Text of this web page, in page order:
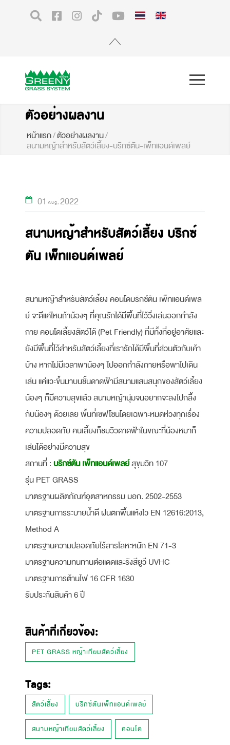
ตัวอย่างผลงาน
หน้าแรก/ตัวอย่างผลงาน/
สนามหญ้าสำหรับสัตว์เลี้ยง-บริกซ์ตัน-เพ็ทแอนด์เพลย์
01 Aug 2022
สนามหญ้าสำหรับสัตว์เลี้ยง บริกซ์
ตัน เพ็ทแอนด์เพลย์
สนามหญ้าสำหรับสัตว์เลี้ยง คอนโดบริกซ์ตัน เพ็ทแอนด์เพล
ย์ จะดีแค่ไหนถ้าน้องๆ ที่คุณรักได้มีพื้นที่ไว้วิ่งเล่นออกกำลัง
กาย คอนโดเลี้ยงสัตว์ได้ (Pet Friendly) ที่มีทั้งที่อยู่อาศัยและ
ยังมีพื้นที่ไว้สำหรับสัตว์เลี้ยงที่เรารักได้มีพื้นที่ส่วนตัวกับเค้า
บ้าง หากไม่มีเวลาพาน้องๆ ไปออกกำลังกายหรือพาไปเดิน
เล่น แค่แวะขึ้นมาบนชั้นดาดฟ้ามีสนามแสนสนุกของสัตว์เลี้ยง
น้องๆ ก็มีความสุขแล้ว สนามหญ้านุ่มจนอยากจะลงไปกลิ้ง
กับน้องๆ ด้วยเลย พื้นที่เซฟโซนโดยเฉพาะหมดห่วงทุกเรื่อง
ความปลอดภัย คนเลี้ยงก็ชมวิวดาดฟ้าในขณะที่น้องหมาก็
เล่นได้อย่างมีความสุข
สถานที่ : บริกซ์ตัน เพ็ทแอนด์เพลย์สุขุมวิท 107
รุ่น PET GRASS
มาตรฐานผลิตภัณฑ์อุตสาหกรรม มอก. 2502-2553
มาตรฐานการระบายน้ำดี ฝนตกพื้นแห้งไว EN 12616:2013,
Method A
มาตรฐานความปลอดภัยไร้สารโลหะหนัก EN 71-3
มาตรฐานความทนทานต่อแดดและรังสียูวี UVHC
มาตรฐานการต้านไฟ 16 CFR 1630
รับประกันสินค้า 6 ปี
สินค้าที่เกี่ยวข้อง:
PET GRASS หญ้าเทียมสัตว์เลี้ยง
Tags:
สัตว์เลี้ยง บริกซ์ตันเพ็ทแอนด์เพลย์
สนามหญ้าเทียมสัตว์เลี้ยง คอนโด